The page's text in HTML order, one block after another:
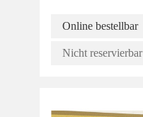
Online bestellbar
Nicht reservierbar